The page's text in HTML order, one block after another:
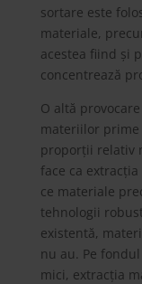
sortare este
materiale,
acestea fiind și
concentrează
O altă
materiilor
proporții relativ
face ca
ce materiale
tehnologii
existentă,
nu au. Pe
mici, extracția